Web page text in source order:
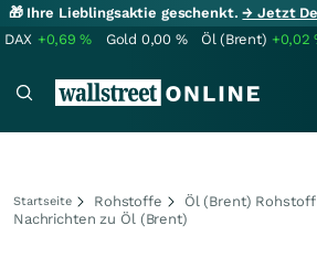
🎁 Ihre Lieblingsaktie geschenkt.→ Jetzt
DAX +0,69% Gold 0,00 % Öl (Brent) +0,02
Startseite Rohstoffe
Öl (Brent) Rohstoff
Nachrichten zu Öl (Brent)